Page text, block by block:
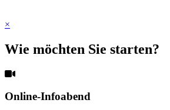
×
Wie möchten Sie starten?
Online-Infoabend